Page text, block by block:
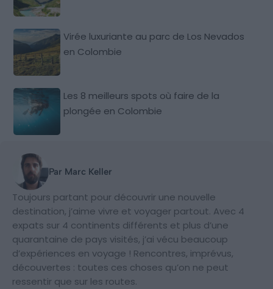
Virée luxuriante au parc de Los Nevados
en Colombie
Les 8 meilleurs spots où faire de la
plongée en Colombie
Par Marc Keller
Toujours partant pour découvrir une nouvelle
destination, j’aime vivre et voyager partout. Avec 4
expats sur 4 continents différents et plus d’une
quarantaine de pays visités, j’ai vécu beaucoup
d’expériences en voyage ! Rencontres, imprévus,
découvertes : toutes ces choses qu’on ne peut
ressentir que sur les routes.